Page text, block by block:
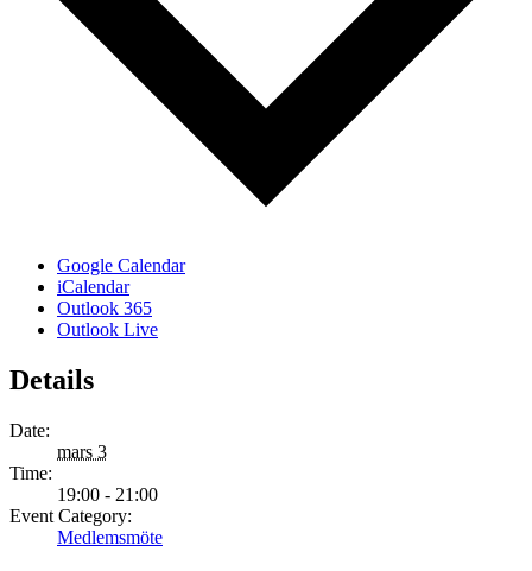
Google Calendar
iCalendar
Outlook 365
Outlook Live
Details
Date:
mars 3
Time:
19:00 - 21:00
Event Category:
Medlemsmöte